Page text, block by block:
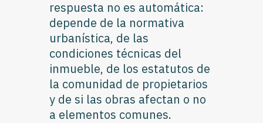
respuesta no es automática:
depende de la normativa
urbanística, de las
condiciones técnicas del
inmueble, de los estatutos de
la comunidad de propietarios
y de si las obras afectan o no
a elementos comunes.